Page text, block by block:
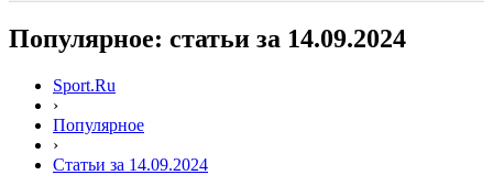
Популярное: статьи за 14.09.2024
Sport.Ru
›
Популярное
›
Статьи за 14.09.2024